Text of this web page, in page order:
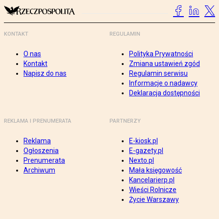
KONTAKT
O nas
Kontakt
Napisz do nas
REGULAMIN
Polityka Prywatności
Zmiana ustawień zgód
Regulamin serwisu
Informacje o nadawcy
Deklaracja dostępności
REKLAMA I PRENUMERATA
Reklama
Ogłoszenia
Prenumerata
Archiwum
PARTNERZY
E-kiosk.pl
E-gazety.pl
Nexto.pl
Mała księgowość
Kancelarierp.pl
Wieści Rolnicze
Życie Warszawy